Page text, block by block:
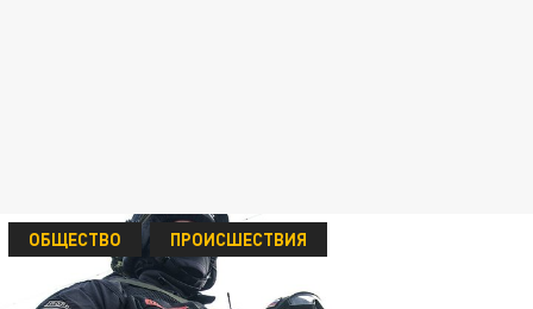
ОБЩЕСТВО ПРОИСШЕСТВИЯ